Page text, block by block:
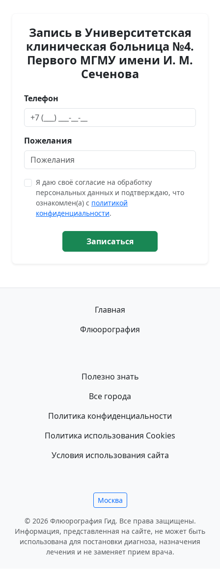
Запись в Университетская
клиническая больница №4.
Первого МГМУ имени И. М.
Сеченова
Телефон
Пожелания
Я даю своё согласие на обработку
персональных данных и подтверждаю, что
ознакомлен(а) с политикой
конфиденциальности.
Записаться
Главная
Флюорография
Полезно знать
Все города
Политика конфиденциальности
Политика использования Cookies
Условия использования сайта
Москва
© 2026 Флюорография Гид. Все права защищены.
Информация, представленная на сайте, не может быть
использована для постановки диагноза, назначения
лечения и не заменяет прием врача.